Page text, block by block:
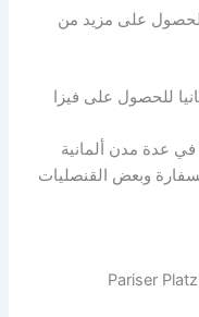
على مزيد من
للحصول على فيزا
عدة مدن ألمانية
وبعض القنصليات